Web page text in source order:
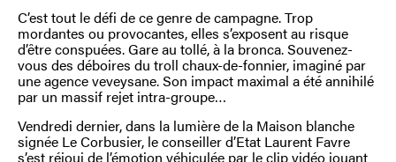
C’est tout le défi de ce genre de campagne. Trop
mordantes ou provocantes, elles s’exposent au risque
d’être conspuées. Gare au tollé, à la bronca. Souvenez-
vous des déboires du troll chaux-de-fonnier, imaginé par
une agence veveysane. Son impact maximal a été annihilé
par un massif rejet intra-groupe…
Vendredi dernier, dans la lumière de la Maison blanche
signée Le Corbusier, le conseiller d’Etat Laurent Favre
s’est réjoui de l’émotion véhiculée par le clip vidéo jouant